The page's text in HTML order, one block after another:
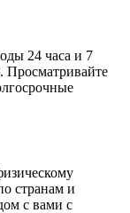
24 часа и 7
Просматривайте
странам и
с вами с